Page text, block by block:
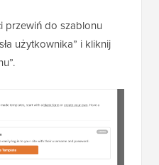
przewiń do szablonu
użytkownika” i kliknij